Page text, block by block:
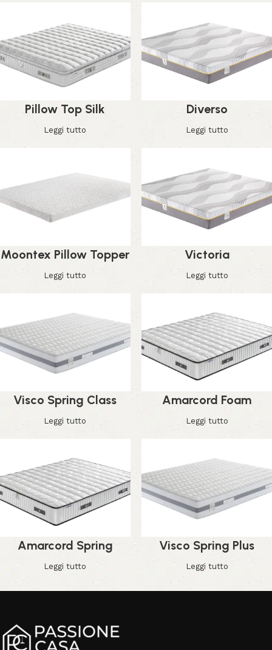
Pillow Top Silk
Leggi tutto
Diverso
Leggi tutto
Moontex Pillow Topper
Leggi tutto
Victoria
Leggi tutto
Visco Spring Class
Leggi tutto
Amarcord Foam
Leggi tutto
Amarcord Spring
Leggi tutto
Visco Spring Plus
Leggi tutto